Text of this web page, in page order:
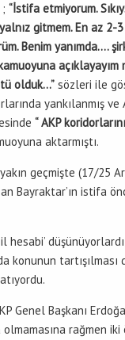
“İstifa etmiyorum.
gitmem. En az 2-
Benim yanımda….
açıklayayım
olduk…” sözleri ile
yankılanmış ve
“ AKP
aktarmıştı.
geçmişte (17/25
Bayraktar’ın istifa
hesabi’
konunun tartışılması
Genel Başkanı
rağmen